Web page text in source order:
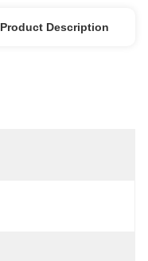
Product Description